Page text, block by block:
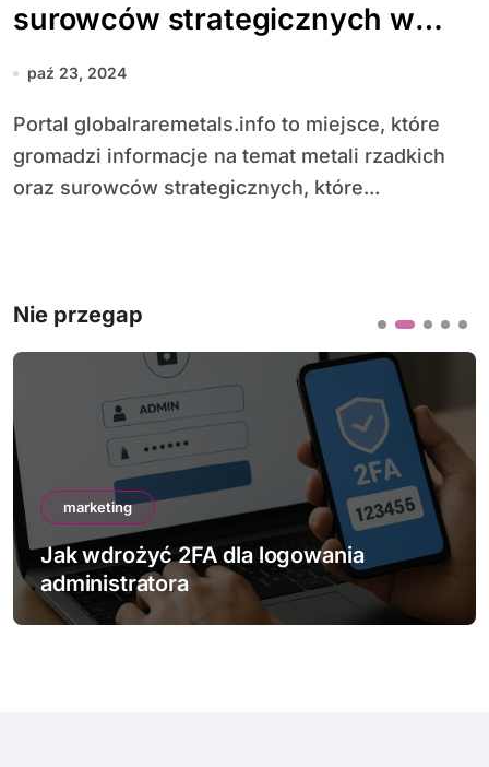
surowców strategicznych w
nowoczesnej gospodarce
paź 23, 2024
Portal globalraremetals.info to miejsce, które
gromadzi informacje na temat metali rzadkich
oraz surowców strategicznych, które...
Nie przegap
marketing
Jak wdrożyć 2FA dla logowania
administratora